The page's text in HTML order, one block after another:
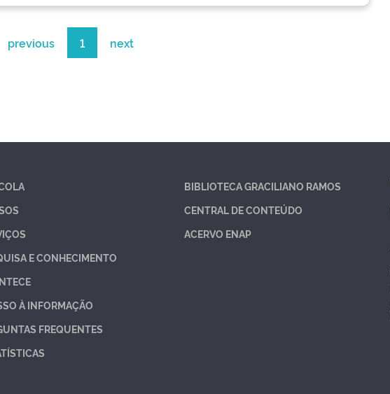
previous 1 next
E CONHECIMENTO
À INFORMAÇÃO
FREQUENTES
BIBLIOTECA GRACILIANO RAMOS
CENTRAL DE CONTEÚDO
ACERVO ENAP